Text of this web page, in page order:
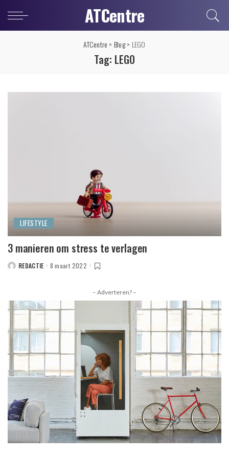
ATCentre
ATCentre > Blog> LEGO
Tag: LEGO
LIFESTYLE
3 manieren om stress te verlagen
POSTEDREDACTIE 8 maart 2022
– Adverteren? –